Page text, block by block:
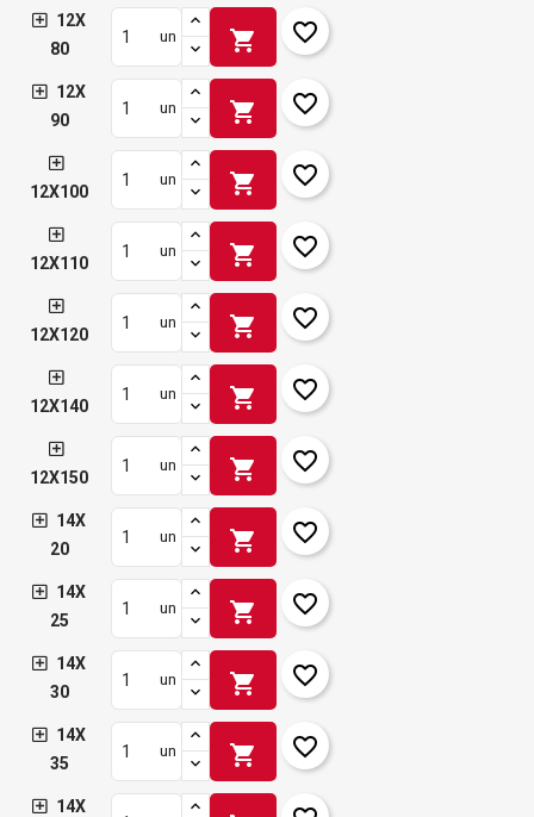
12X
80
un shopping_cart favorite_border
12X
90
un shopping_cart favorite_border
12X100
un shopping_cart favorite_border
12X110
un shopping_cart favorite_border
12X120
un shopping_cart favorite_border
12X140
un shopping_cart favorite_border
12X150
un shopping_cart favorite_border
14X
20
un shopping_cart favorite_border
14X
25
un shopping_cart favorite_border
14X
30
un shopping_cart favorite_border
14X
35
un shopping_cart favorite_border
14X